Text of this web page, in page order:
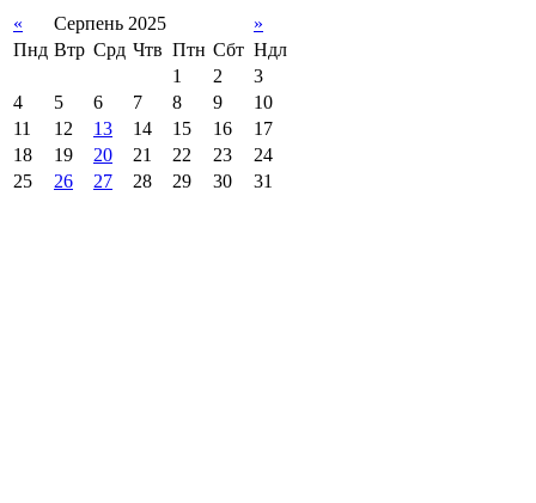
« Серпень 2025
»
Пнд Втр Срд Чтв Птн Сбт Ндл
1
2
3
4
5 6 7 8 9
10
11
12 13 14 15 16
17
18
19 20 21 22 23
24
25
26 27 28 29 30 31